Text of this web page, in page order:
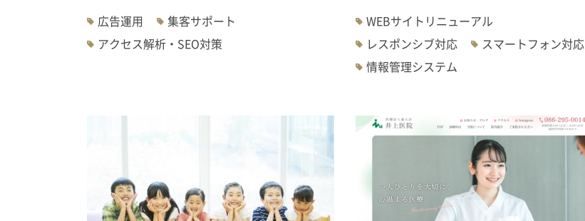
広告運用
集客サポート
アクセス解析・SEO対策
WEBサイトリニューアル
レスポンシブ対応
スマートフォン対応
情報管理システム